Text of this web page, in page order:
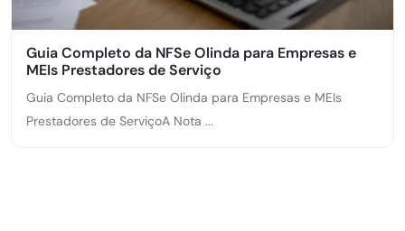
Guia Completo da NFSe Olinda para Empresas e
MEIs Prestadores de Serviço
Guia Completo da NFSe Olinda para Empresas e MEIs
Prestadores de ServiçoA Nota ...